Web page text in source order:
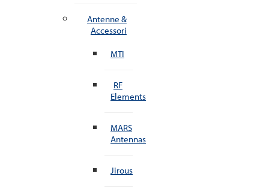
Antenne &
Accessori
MTI
RF
Elements
MARS
Antennas
Jirous